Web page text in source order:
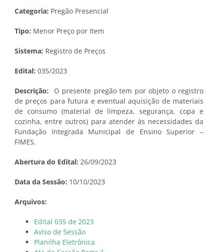
Categoria: Pregão Presencial
Tipo: Menor Preço por Item
Sistema: Registro de Preços
Edital: 035/2023
Descrição:
O presente pregão tem por objeto o registro
de preços para futura e eventual aquisição de materiais
de consumo (material de limpeza, segurança, copa e
cozinha, entre outros) para atender às necessidades da
Fundação Integrada Municipal de Ensino Superior –
FIMES.
Abertura do Edital: 26/09/2023
Data da Sessão: 10/10/2023
Arquivos:
Edital 035 de 2023
Aviso de Sessão
Planilha Eletrônica